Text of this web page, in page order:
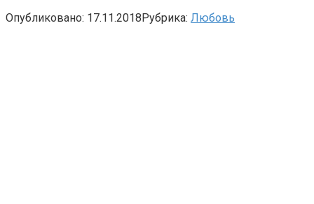
Опубликовано: 17.11.2018Рубрика: Любовь